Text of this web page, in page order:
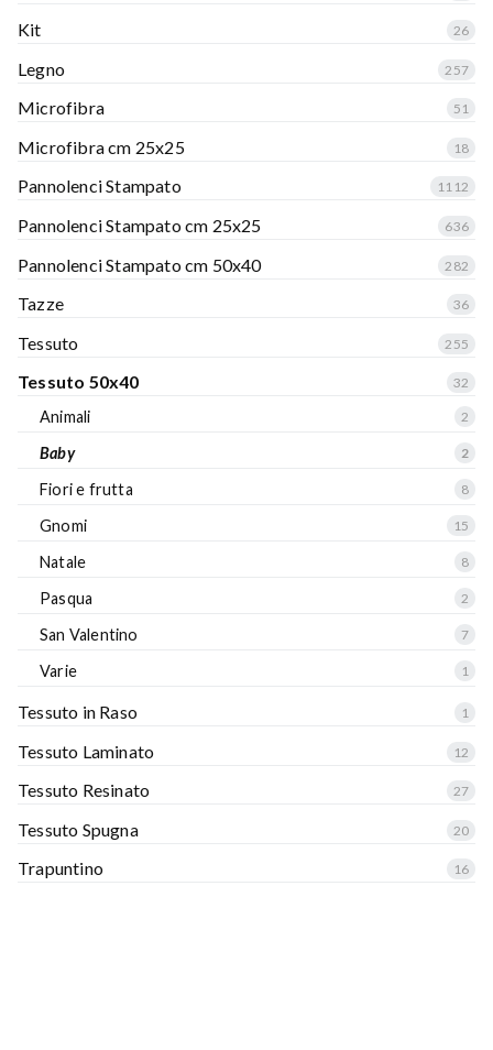
Kit
26
Legno 257
Microfibra 51
Microfibra cm 25x25 18
Pannolenci Stampato 1112
Pannolenci Stampato cm 25x25 636
Pannolenci Stampato cm 50x40 282
Tazze 36
Tessuto 255
Tessuto 50x40 32
Animali 2
Baby 2
Fiori e frutta 8
Gnomi 15
Natale 8
Pasqua 2
San Valentino 7
Varie 1
Tessuto in Raso 1
Tessuto Laminato 12
Tessuto Resinato 27
Tessuto Spugna 20
Trapuntino 16